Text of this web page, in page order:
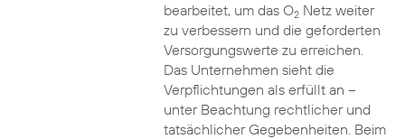
bearbeitet, um das O2Netz weiter
zu verbessern und die geforderten
Versorgungswerte zu erreichen.
Das Unternehmen sieht die
Verpflichtungen als erfüllt an –
unter Beachtung rechtlicher und
tatsächlicher Gegebenheiten. Beim